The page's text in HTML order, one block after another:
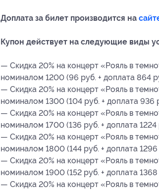
Доплата за билет производится на
Купон действует на следующие виды
— Скидка 20% на концерт «Рояль в
номиналом 1200 (96 руб. + доплата 864
— Скидка 20% на концерт «Рояль в
номиналом 1300 (104 руб. + доплата 936
— Скидка 20% на концерт «Рояль в
номиналом 1700 (136 руб. + доплата
— Скидка 20% на концерт «Рояль в
номиналом 1800 (144 руб. + доплата
— Скидка 20% на концерт «Рояль в
номиналом 1900 (152 руб. + доплата
— Скидка 20% на концерт «Рояль в